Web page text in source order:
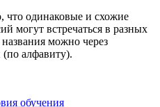
одинаковые и схожие
могут встречаться в разных
можно через
алфавиту).
обучения